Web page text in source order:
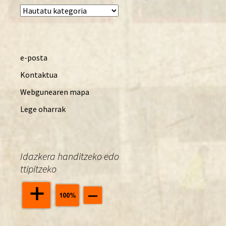
Kategoriak
e-posta
Kontaktua
Webgunearen mapa
Lege oharrak
Idazkera handitzeko edo
ttipitzeko